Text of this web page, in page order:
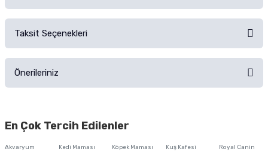
Ürünü Satın Al ve Yorumla
Taksit Seçenekleri
Önerileriniz
iletebilirsiniz.
En Çok Tercih Edilenler
Akvaryum
Kedi Maması
Köpek Maması
Kuş Kafesi
Royal Canin